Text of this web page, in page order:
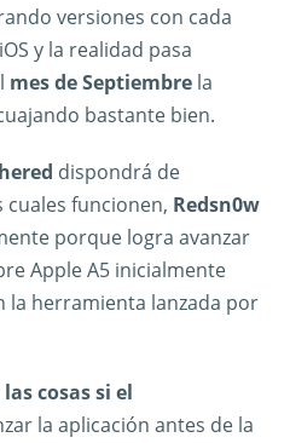
versiones con cada
y la realidad pasa
mes de Septiembre la
bastante bien.
dispondrá de
cuales funcionen, Redsn0w
porque logra avanzar
Apple A5 inicialmente
la herramienta lanzada por
cosas si el
la aplicación antes de la